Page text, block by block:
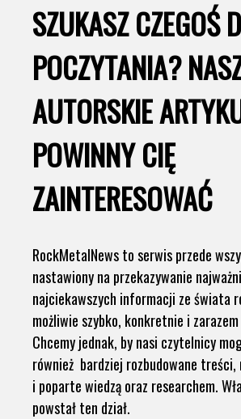
SZUKASZ CZEGOŚ
POCZYTANIA?
AUTORSKIE
POWINNY CIĘ
ZAINTERESOWAĆ
RockMetalNews to serwis przede
nastawiony na przekazywanie
najciekawszych informacji ze świata
możliwie szybko, konkretnie i
Chcemy jednak, by nasi czytelnicy
również bardziej rozbudowane treści,
i poparte wiedzą oraz researchem.
powstał ten dział.